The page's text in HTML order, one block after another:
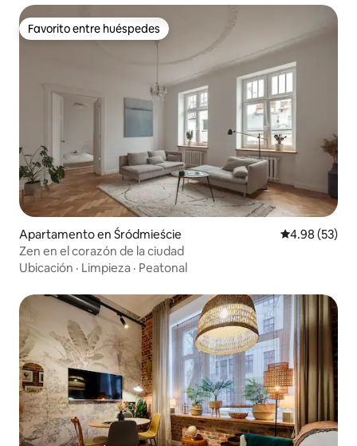
Favorito entre huéspedes
Favorito entre huéspedes
Apartamento en Śródmieście Calificación
4.98 (53)
Zen en el corazón de la ciudad
Ubicación · Limpieza · Peatonal